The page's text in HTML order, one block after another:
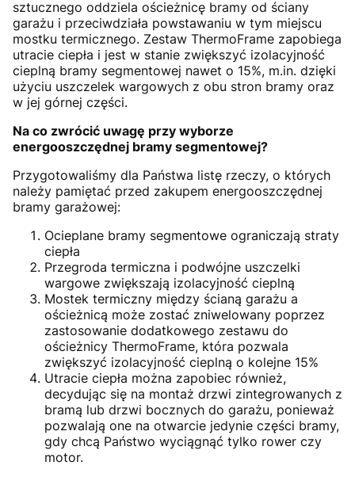
sztucznego oddziela ościeżnicę bramy od ściany
garażu i przeciwdziała powstawaniu w tym miejscu
mostku termicznego. Zestaw ThermoFrame zapobiega
utracie ciepła i jest w stanie zwiększyć izolacyjność
cieplną bramy segmentowej nawet o 15%, m.in. dzięki
użyciu uszczelek wargowych z obu stron bramy oraz
w jej górnej części.
Na co zwrócić uwagę przy wyborze
energooszczędnej bramy segmentowej?
Przygotowaliśmy dla Państwa listę rzeczy, o których
należy pamiętać przed zakupem energooszczędnej
bramy garażowej:
Ocieplane bramy segmentowe ograniczają straty
ciepła
Przegroda termiczna i podwójne uszczelki
wargowe zwiększają izolacyjność cieplną
Mostek termiczny między ścianą garażu a
ościeżnicą może zostać zniwelowany poprzez
zastosowanie dodatkowego zestawu do
ościeżnicy ThermoFrame, która pozwala
zwiększyć izolacyjność cieplną o kolejne 15%
Utracie ciepła można zapobiec również,
decydując się na montaż drzwi zintegrowanych z
bramą lub drzwi bocznych do garażu, ponieważ
pozwalają one na otwarcie jedynie części bramy,
gdy chcą Państwo wyciągnąć tylko rower czy
motor.